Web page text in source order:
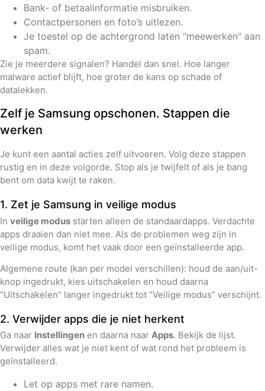
Bank- of betaalinformatie misbruiken.
Contactpersonen en foto’s uitlezen.
Je toestel op de achtergrond laten “meewerken” aan
spam.
Zie je meerdere signalen? Handel dan snel. Hoe langer
malware actief blijft, hoe groter de kans op schade of
datalekken.
Zelf je Samsung opschonen. Stappen die
werken
Je kunt een aantal acties zelf uitvoeren. Volg deze stappen
rustig en in deze volgorde. Stop als je twijfelt of als je bang
bent om data kwijt te raken.
1. Zet je Samsung in veilige modus
In veilige modus starten alleen de standaardapps. Verdachte
apps draaien dan niet mee. Als de problemen weg zijn in
veilige modus, komt het vaak door een geïnstalleerde app.
Algemene route (kan per model verschillen): houd de aan/uit-
knop ingedrukt, kies uitschakelen en houd daarna
“Uitschakelen” langer ingedrukt tot “Veilige modus” verschijnt.
2. Verwijder apps die je niet herkent
Ga naar Instellingen en daarna naar Apps. Bekijk de lijst.
Verwijder alles wat je niet kent of wat rond het probleem is
geïnstalleerd.
Let op apps met rare namen.